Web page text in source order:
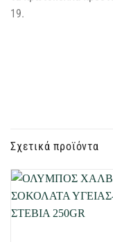
19.
Σχετικά προϊόντα